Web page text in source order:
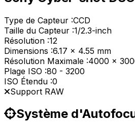
Type de Capteur :CCD
Taille du Capteur :1/2.3-inch
Résolution :12
Dimensions :6.17 x 4.55 mm
Résolution Maximale :4000 x
Plage ISO :80 - 3200
ISO Étendu :0
Support RAW
Système